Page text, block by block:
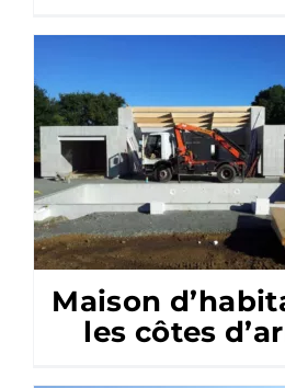
Maison
les côtes